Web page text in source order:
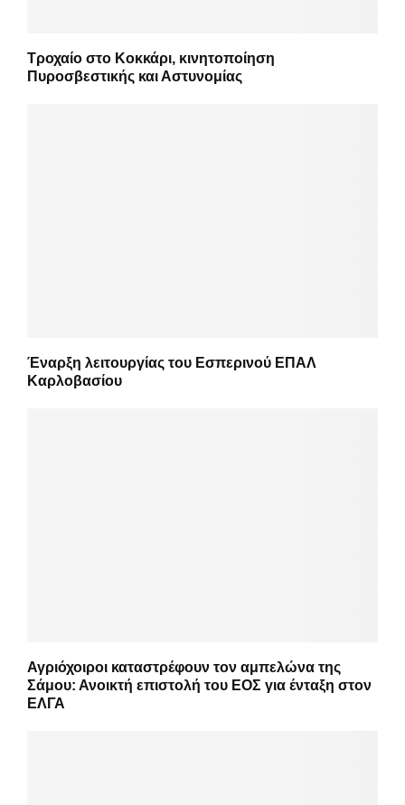
Τροχαίο στο Κοκκάρι, κινητοποίηση
Πυροσβεστικής και Αστυνομίας
Έναρξη λειτουργίας του Εσπερινού ΕΠΑΛ
Καρλοβασίου
Αγριόχοιροι καταστρέφουν τον αμπελώνα της
Σάμου: Ανοικτή επιστολή του ΕΟΣ για ένταξη στον
ΕΛΓΑ